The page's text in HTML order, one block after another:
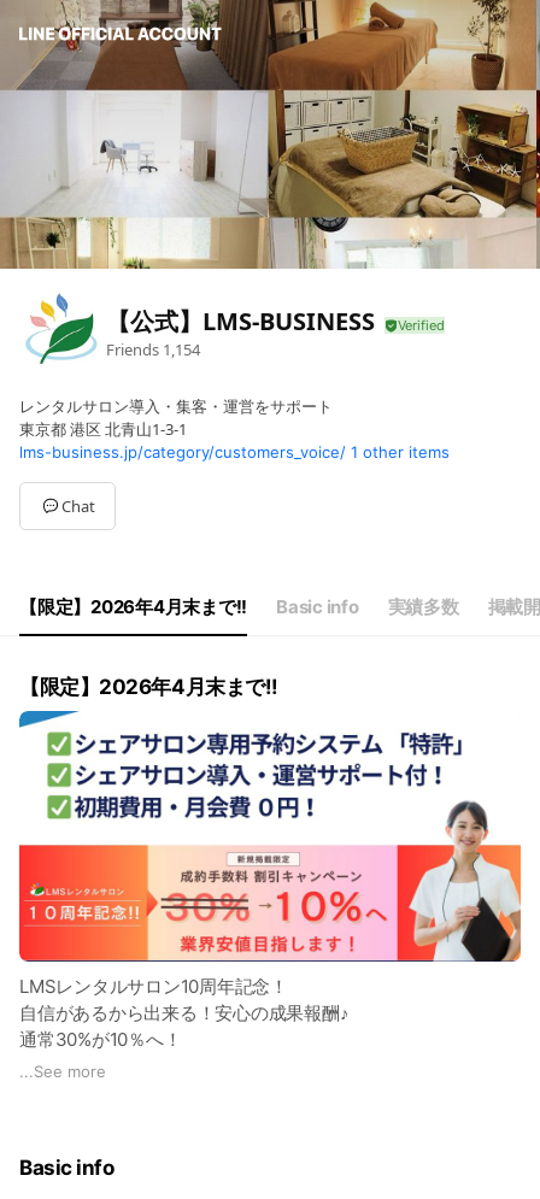
【公式】LMS-BUSINESS
Friends 1,154
レンタルサロン導入・集客・運営をサポート
東京都 港区 北青山1-3-1
lms-business.jp/category/customers_voice/ 1 other items
Chat
【限定】2026年4月末まで!! Basic info 実績多数 掲載
【限定】2026年4月末まで!!
LMSレンタルサロン10周年記念！
自信があるから出来る！安心の成果報酬♪
通常30%が10％へ！
※新規掲載の方限定。
...See more
Basic info